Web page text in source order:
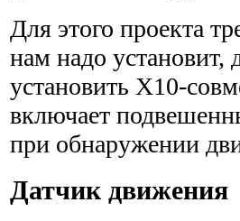
Для этого проекта
нам надо установит,
установить Х10-
включает
при обнаружении
Датчик движения